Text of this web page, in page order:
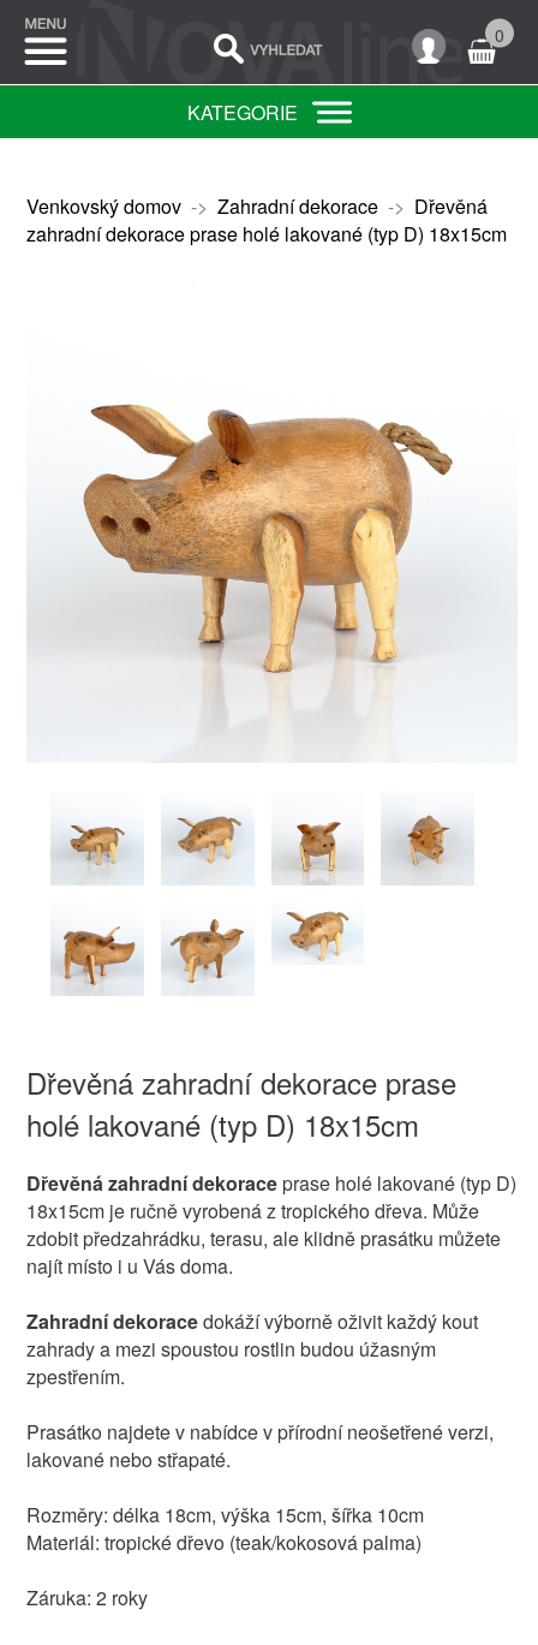
0
KATEGORIE
Venkovský domov-> Zahradní dekorace-> Dřevěná
zahradní dekorace prase holé lakované (typ D) 18x15cm
Dřevěná zahradní dekorace prase
holé lakované (typ D) 18x15cm
Dřevěná zahradní dekoraceprase holé lakované (typ D)
18x15cm je ručně vyrobená z tropického dřeva. Může
zdobit předzahrádku, terasu, ale klidně prasátku můžete
najít místo i u Vás doma.
Zahradní dekoracedokáží výborně oživit každý kout
zahrady a mezi spoustou rostlin budou úžasným
zpestřením.
Prasátko najdete v nabídce v přírodní neošetřené verzi,
lakované nebo střapaté.
Rozměry: délka 18cm, výška 15cm, šířka 10cm
Materiál: tropické dřevo (teak/kokosová palma)
Záruka: 2 roky